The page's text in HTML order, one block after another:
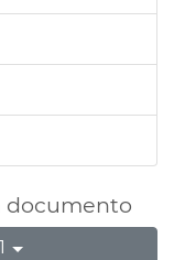
documento